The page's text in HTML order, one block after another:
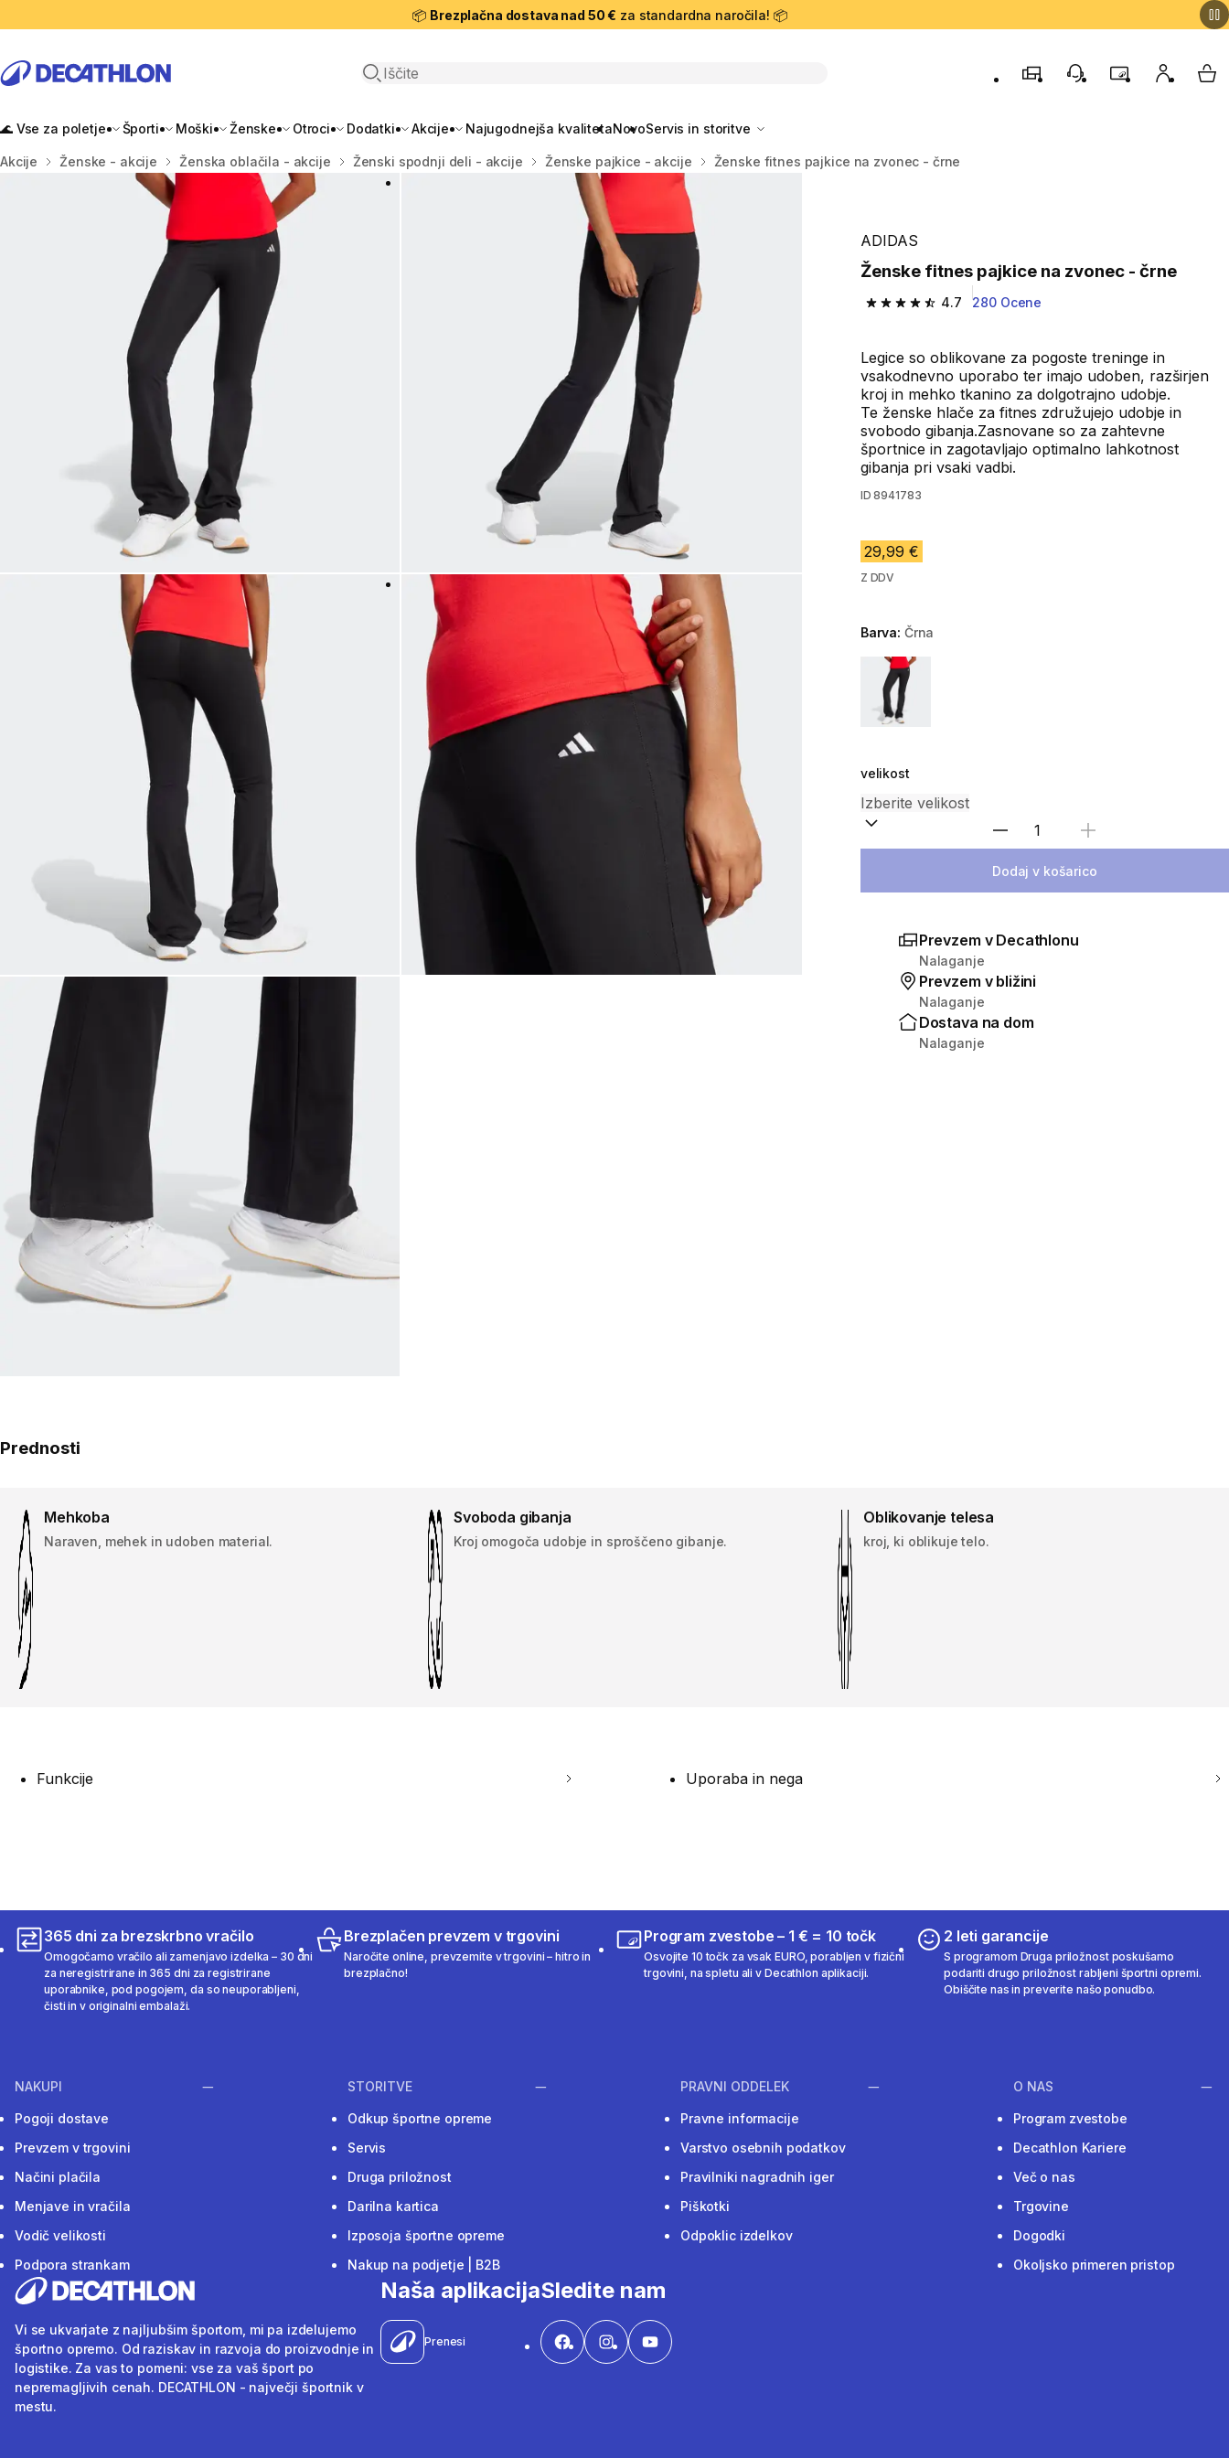
📦 Brezplačna dostava nad 50 € za standardna naročila! 📦
Odpri iskanje
TrgovinePodporo strankam
ProgramMoj račun
🌊 Vse za poletje Športi Moški Ženske Otroci Dodatki Akcije Najugodnejša kvalitetaNovoServis in storitve
Domov
Akcije Ženske - akcije Ženska oblačila - akcije Ženski spodnji deli - akcije Ženske pajkice - akcije Ženske fitnes pajkice na zvonec - črne
ADIDAS
Ženske fitnes pajkice na zvonec - črne
4.7
4.7 od 5 zvezdic from 280 ocene
280 Ocene
Legice so oblikovane za pogoste treninge in
vsakodnevno uporabo ter imajo udoben, razširjen
kroj in mehko tkanino za dolgotrajno udobje.
Te ženske hlače za fitnes združujejo udobje in
svobodo gibanja.Zasnovane so za zahtevne
športnice in zagotavljajo optimalno lahkotnost
gibanja pri vsaki vadbi.
ID 8941783
29,99 €
Z DDV
Barva: Črna
Choose a variant
velikost
Izberite količino
Dodaj v košarico
Prevzem v Decathlonu
Nalaganje
Prevzem v bližini
Nalaganje
Dostava na dom
Nalaganje
Prednosti
Mehkoba
Naraven, mehek in udoben material.
Svoboda gibanja
Kroj omogoča udobje in sproščeno gibanje.
Oblikovanje telesa
kroj, ki oblikuje telo.
Funkcije Uporaba in nega
365 dni za brezskrbno vračilo
Omogočamo vračilo ali zamenjavo izdelka – 30 dni
za neregistrirane in 365 dni za registrirane
uporabnike, pod pogojem, da so neuporabljeni,
čisti in v originalni embalaži.
Brezplačen prevzem v trgovini
Naročite online, prevzemite v trgovini – hitro in
brezplačno!
Program zvestobe – 1 € = 10 točk
Osvojite 10 točk za vsak EURO, porabljen v fizični
trgovini, na spletu ali v Decathlon aplikaciji.
2 leti garancije
S programom Druga priložnost poskušamo
podariti drugo priložnost rabljeni športni opremi.
Obiščite nas in preverite našo ponudbo.
NAKUPI
Pogoji dostave
Prevzem v trgovini
Načini plačila
Menjave in vračila
Vodič velikosti
Podpora strankam
STORITVE
Odkup športne opreme
Servis
Druga priložnost
Darilna kartica
Izposoja športne opreme
Nakup na podjetje | B2B
PRAVNI ODDELEK
Pravne informacije
Varstvo osebnih podatkov
Pravilniki nagradnih iger
Piškotki
Odpoklic izdelkov
O NAS
Program zvestobe
Decathlon Kariere
Več o nas
Trgovine
Dogodki
Okoljsko primeren pristop
Vi se ukvarjate z najljubšim športom, mi pa izdelujemo
športno opremo. Od raziskav in razvoja do proizvodnje in
logistike. Za vas to pomeni: vse za vaš šport po
nepremagljivih cenah. DECATHLON - največji športnik v
mestu.
Naša aplikacija
Prenesi
Sledite nam